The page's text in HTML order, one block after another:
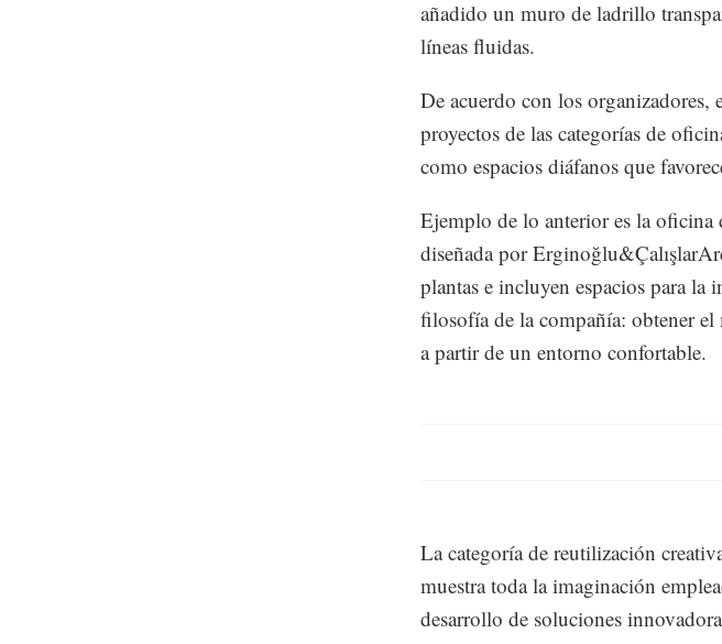
añadido un muro de ladrillo
líneas fluidas.
De acuerdo con los
proyectos de las categorías de
como espacios diáfanos que
Ejemplo de lo anterior es la
diseñada por
plantas e incluyen espacios para
filosofía de la compañía: obtener
a partir de un entorno confortable.
La categoría de reutilización
muestra toda la imaginación
desarrollo de soluciones